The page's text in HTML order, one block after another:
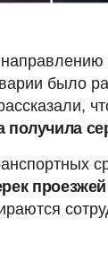
было
получила